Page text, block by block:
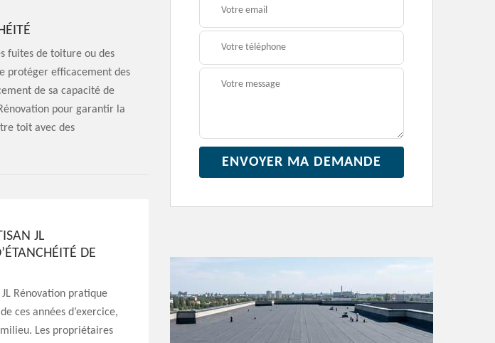
fuites de toiture ou des
protéger efficacement des
de sa capacité de
pour garantir la
toit avec des
JL
DE
Rénovation pratique
ces années d’exercice,
Les propriétaires